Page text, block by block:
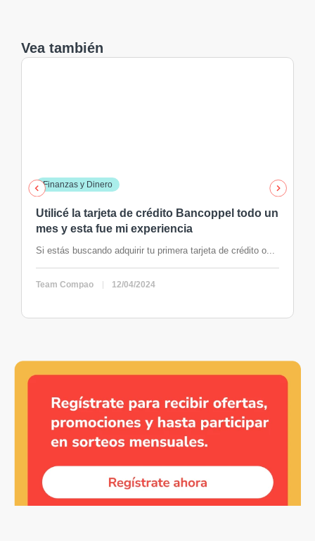
Vea también
Finanzas y Dinero
Utilicé la tarjeta de crédito Bancoppel todo un
mes y esta fue mi experiencia
Si estás buscando adquirir tu primera tarjeta de crédito o...
Team Compao 12/04/2024